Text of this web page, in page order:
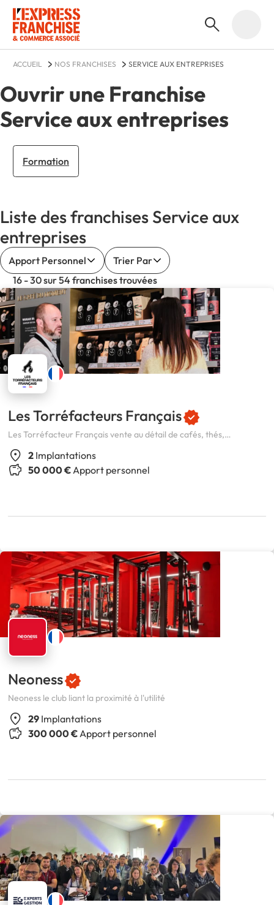
ACCUEIL NOS FRANCHISES SERVICE AUX ENTREPRISES
Ouvrir une Franchise
Service aux entreprises
Formation
Liste des franchises Service aux
entreprises
Apport Personnel
Trier Par
16 - 30 sur 54 franchises trouvées
Les Torréfacteurs Français
Les Torréfacteur Français vente au détail de cafés, thés,
2 Implantations
50 000 € Apport personnel
Neoness
Neoness le club liant la proximité à l'utilité
29 Implantations
300 000 € Apport personnel